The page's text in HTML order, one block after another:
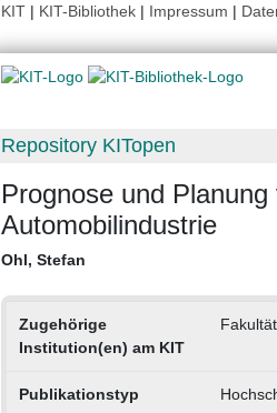
KIT | KIT-Bibliothek | Impressum |
Repository KITopen
Prognose und
Automobilindustrie
Ohl, Stefan
Zugehörige
Institution(en) am KIT
Publikationstyp